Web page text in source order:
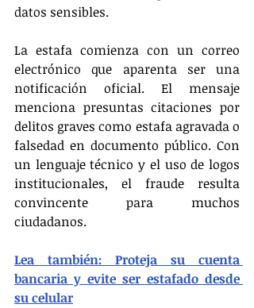
datos sensibles.
La estafa comienza con un correo
electrónico que aparenta ser una
notificación oficial. El mensaje
menciona presuntas citaciones por
delitos graves como estafa agravada o
falsedad en documento público. Con
un lenguaje técnico y el uso de logos
institucionales, el fraude resulta
convincente para muchos
ciudadanos.
Lea también: Proteja su cuenta
bancaria y evite ser estafado desde
su celular